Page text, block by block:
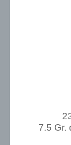
7.5 Gr.